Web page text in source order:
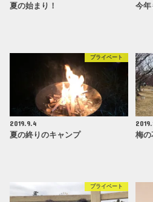
夏の始まり！
今年
プライベート
2019.9.4
夏の終りのキャンプ
梅の
プライベート